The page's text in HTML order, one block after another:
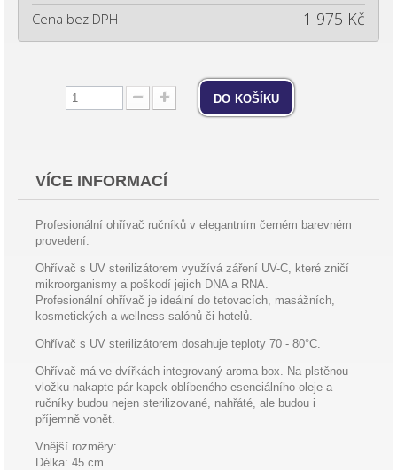
Cena bez DPH 1 975 Kč
do košíku
VÍCE INFORMACÍ
Profesionální ohřívač ručníků v elegantním černém barevném
provedení.
Ohřívač s UV sterilizátorem využívá záření UV-C, které zničí
mikroorganismy a poškodí jejich DNA a RNA.
Profesionální ohřívač je ideální do tetovacích, masážních,
kosmetických a wellness salónů či hotelů.
Ohřívač s UV sterilizátorem dosahuje teploty 70 - 80°C.
Ohřívač má ve dvířkách integrovaný aroma box. Na plstěnou
vložku nakapte pár kapek oblíbeného esenciálního oleje a
ručníky budou nejen sterilizované, nahřáté, ale budou i
příjemně vonět.
Vnější rozměry:
Délka: 45 cm